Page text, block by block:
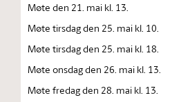
Møte den 21. mai kl. 13.
Møte tirsdag den 25. mai kl. 10.
Møte tirsdag den 25. mai kl. 18.
Møte onsdag den 26. mai kl. 13.
Møte fredag den 28. mai kl. 13.